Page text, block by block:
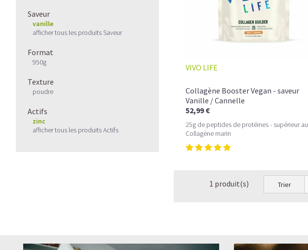
Saveur
vanille
afficher tous les produits Saveur
Format
950g
Texture
poudre
Actifs
zinc
afficher tous les produits Actifs
VIVO LIFE
Collagène Booster Vegan - saveur
Vanille / Cannelle
52,99 €
25g de peptides de protéines - supérieur au
Collagène marin
1 produit(s) Trier